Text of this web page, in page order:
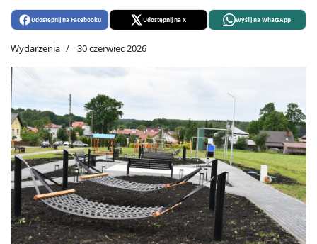
Udostępnij na Facebooku Udostępnij na X Wyślij na WhatsApp
Wydarzenia 30 czerwiec 2026